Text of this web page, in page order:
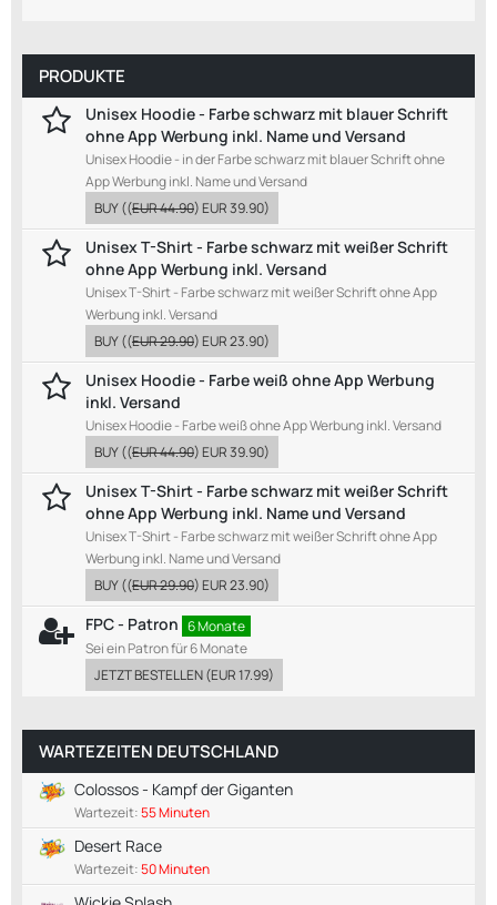
PRODUKTE
Unisex Hoodie - Farbe schwarz mit blauer Schrift
ohne App Werbung inkl. Name und Versand
Unisex Hoodie - in der Farbe schwarz mit blauer Schrift ohne
App Werbung inkl. Name und Versand
BUY((EUR 44.90)EUR 39.90)
Unisex T-Shirt - Farbe schwarz mit weißer Schrift
ohne App Werbung inkl. Versand
Unisex T-Shirt - Farbe schwarz mit weißer Schrift ohne App
Werbung inkl. Versand
BUY((EUR 29.90)EUR 23.90)
Unisex Hoodie - Farbe weiß ohne App Werbung
inkl. Versand
Unisex Hoodie - Farbe weiß ohne App Werbung inkl. Versand
BUY((EUR 44.90)EUR 39.90)
Unisex T-Shirt - Farbe schwarz mit weißer Schrift
ohne App Werbung inkl. Name und Versand
Unisex T-Shirt - Farbe schwarz mit weißer Schrift ohne App
Werbung inkl. Name und Versand
BUY((EUR 29.90)EUR 23.90)
FPC - Patron 6 Monate
Sei ein Patron für 6 Monate
JETZT BESTELLEN(EUR 17.99)
WARTEZEITEN DEUTSCHLAND
Colossos - Kampf der Giganten
Wartezeit:55 Minuten
Desert Race
Wartezeit:50 Minuten